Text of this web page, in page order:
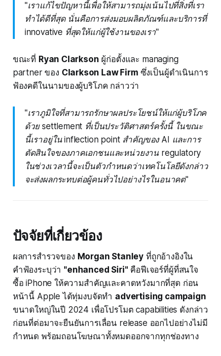
"เราแก้ไขปัญหานี้เพื่อให้สามารถมุ่งเน้นไปที่สิ่งที่เรา
ทำได้ดีที่สุด นั่นคือการส่งมอบผลิตภัณฑ์และบริการที่
innovative ที่สุดให้แก่ผู้ใช้งานของเรา"
ขณะที่ Ryan Clarkson ผู้ก่อตั้งและ managing
partner ของ Clarkson Law Firmซึ่งเป็นผู้ดำเนินการ
ฟ้องคดีในนามของผู้บริโภค กล่าวว่า
"เราภูมิใจที่สามารถรักษาผลประโยชน์ให้แก่ผู้บริโภค
ด้วย settlement ที่เป็นประวัติศาสตร์ครั้งนี้ ในขณะ
นี้เราอยู่ใน inflection point สำคัญของ AI และการ
ตัดสินใจของภาคเอกชนและหน่วยงาน regulatory
ในช่วงเวลานี้จะเป็นตัวกำหนดว่าเทคโนโลยีดังกล่าว
จะส่งผลกระทบต่อผู้คนทั่วไปอย่างไรในอนาคต"
ปัจจัยที่เกี่ยวข้อง
ผลการสำรวจของ Morgan Stanley ที่ถูกอ้างอิงใน
คำฟ้องระบุว่า "enhanced Siri" คือฟีเจอร์ที่ผู้ที่สนใจ
ซื้อ iPhone ให้ความสำคัญและคาดหวังมากที่สุด ก่อน
หน้านี้ Apple ได้ทุ่มงบจัดทำ advertising campaign
ขนาดใหญ่ในปี 2024 เพื่อโปรโมต capabilities ดังกล่าว
ก่อนที่ต่อมาจะยืนยันการเลื่อน release ออกไปอย่างไม่มี
กำหนด พร้อมถอนโฆษณาทั้งหมดออกจากทุกช่องทาง